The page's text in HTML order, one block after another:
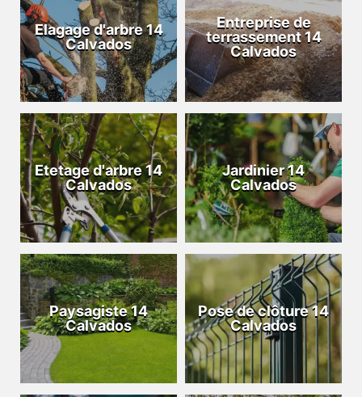
Elagage d'arbre 14
Calvados
Entreprise de
terrassement 14
Calvados
Etetage d'arbre 14
Calvados
Jardinier 14
Calvados
Paysagiste 14
Calvados
Pose de clôture 14
Calvados